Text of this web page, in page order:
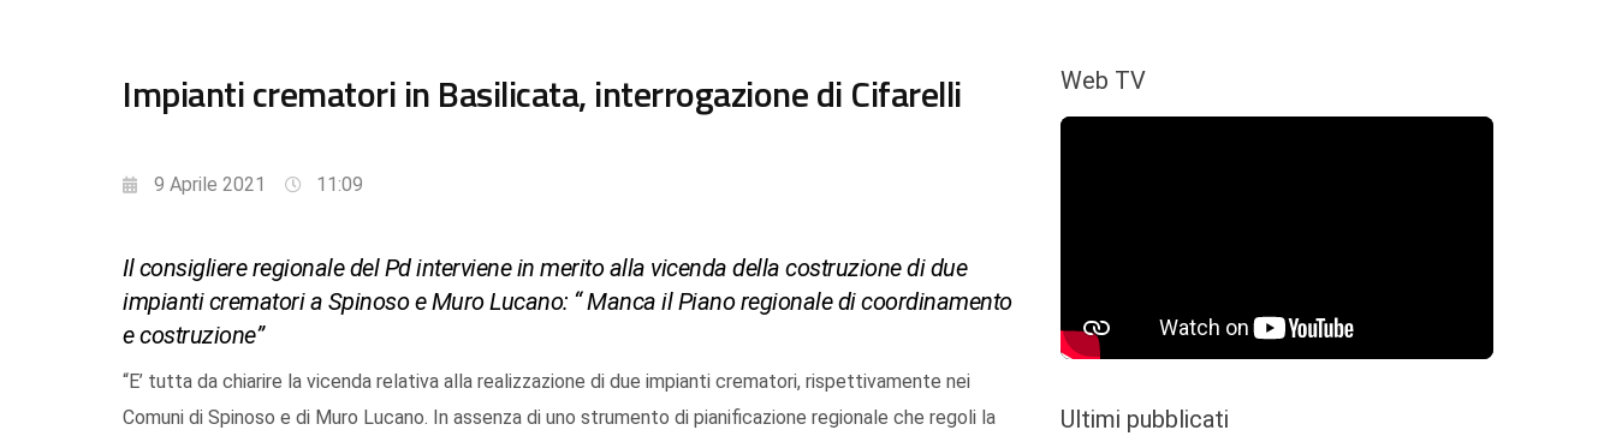
Impianti crematori in Basilicata, interrogazione di Cifarelli
9 Aprile 2021 11:09
Il consigliere regionale del Pd interviene in merito alla vicenda della costruzione di due
impianti crematori a Spinoso e Muro Lucano: “ Manca il Piano regionale di coordinamento
e costruzione”
“E’ tutta da chiarire la vicenda relativa alla realizzazione di due impianti crematori, rispettivamente nei
Comuni di Spinoso e di Muro Lucano. In assenza di uno strumento di pianificazione regionale che regoli la
Web TV
Ultimi pubblicati